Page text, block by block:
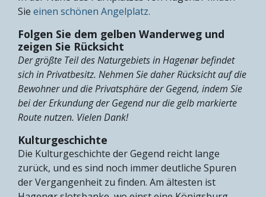
Sie einen schönen Angelplatz.
Folgen Sie dem gelben Wanderweg und
zeigen Sie Rücksicht
Der größte Teil des Naturgebiets in Hagenør befindet
sich in Privatbesitz. Nehmen Sie daher Rücksicht auf die
Bewohner und die Privatsphäre der Gegend, indem Sie
bei der Erkundung der Gegend nur die gelb markierte
Route nutzen. Vielen Dank!
Kulturgeschichte
Die Kulturgeschichte der Gegend reicht lange
zurück, und es sind noch immer deutliche Spuren
der Vergangenheit zu finden. Am ältesten ist